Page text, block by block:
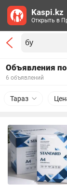
Объявления по
6 объявлений
Тараз
Kaspi.kz
Открыть в